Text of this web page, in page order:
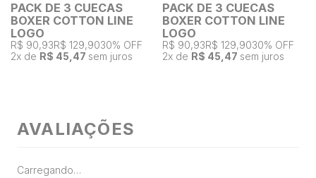
PACK DE 3 CUECAS
BOXER COTTON LINE
LOGO
R$ 90,93R$ 129,9030% OFF
2x de R$ 45,47 sem juros
PACK DE 3 CUECAS
BOXER COTTON LINE
LOGO
R$ 90,93R$ 129,9030% OFF
2x de R$ 45,47 sem juros
AVALIAÇÕES
Carregando…